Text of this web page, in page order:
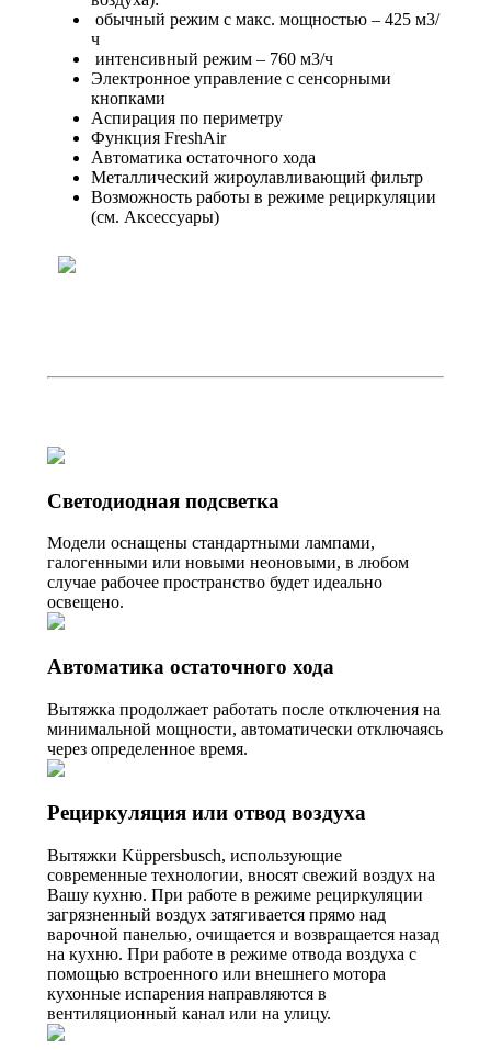
обычный режим с макс. мощностью – 425 м3/
ч
интенсивный режим – 760 м3/ч
Электронное управление с сенсорными
кнопками
Аспирация по периметру
Функция FreshAir
Автоматика остаточного хода
Металлический жироулавливающий фильтр
Возможность работы в режиме рециркуляции
(см. Аксессуары)
Светодиодная подсветка
Модели оснащены стандартными лампами,
галогенными или новыми неоновыми, в любом
случае рабочее пространство будет идеально
освещено.
Автоматика остаточного хода
Вытяжка продолжает работать после отключения на
минимальной мощности, автоматически отключаясь
через определенное время.
Рециркуляция или отвод воздуха
Вытяжки Küppersbusch, использующие
современные технологии, вносят свежий воздух на
Вашу кухню. При работе в режиме рециркуляции
загрязненный воздух затягивается прямо над
варочной панелью, очищается и возвращается назад
на кухню. При работе в режиме отвода воздуха с
помощью встроенного или внешнего мотора
кухонные испарения направляются в
вентиляционный канал или на улицу.